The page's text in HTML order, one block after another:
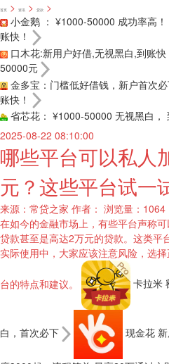
首页 > 资讯 > 贷款
>
小金鹅 ： ¥1000-50000 成功率高！
账快！
口木花:新用户好借,无视黑白,到账快
50000元
金多宝：门槛低好借钱，新户首次
账快！
省芯花： ¥1000-50000 无视黑白，
2025-08-22 08:10:00
哪些平台可以私人
元？这些平台试一
来源：常贷之家 作者： 浏览量：1064
在如今的金融市场上，有些平台声称
贷款甚至是高达2万元的贷款。这类平
实际使用中，大家应该注意风险，选
台的特点和建议。 卡拉米
白，首次必下 现金花